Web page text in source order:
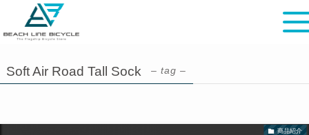
Soft Air Road Tall Sock – tag –
商品紹介